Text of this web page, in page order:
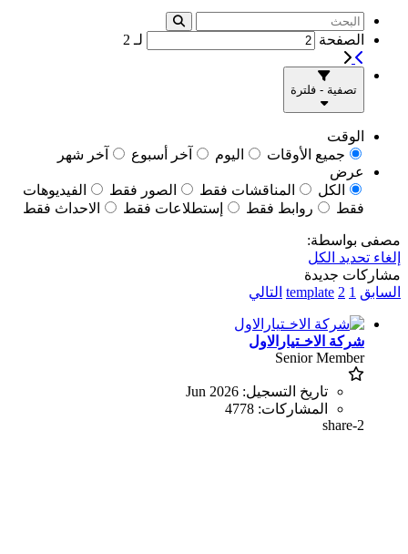
الصفحة لـ 2
تصفية - فلترة
الوقت
جميع الأوقات
اليوم آخر أسبوع
آخر شهر
عرض
الكل
المناقشات فقط الصور فقط
الفيديوهات
فقط
روابط فقط إستطلاعات فقط الاحداث فقط
مصفى بواسطة:
إلغاء تحديد الكل
مشاركات جديدة
السابق 1
2
template التالي
شركة الاخـتيارالاول
Senior Member
تاريخ التسجيل: Jun 2026
المشاركات: 4778
share-2